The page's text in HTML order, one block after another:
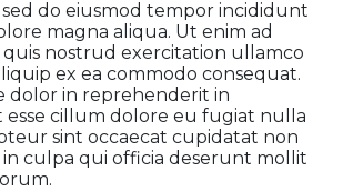
sed do eiusmod tempor incididunt
magna aliqua. Ut enim ad
quis nostrud exercitation ullamco
ex ea commodo consequat.
dolor in reprehenderit in
cillum dolore eu fugiat nulla
sint occaecat cupidatat non
culpa qui officia deserunt mollit